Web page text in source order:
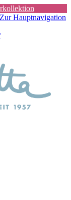
Zur Hauptnavigation